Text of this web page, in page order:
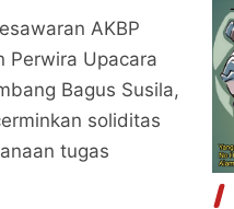
AKBP
Perwira Upacara
Bagus Susila,
soliditas
tugas